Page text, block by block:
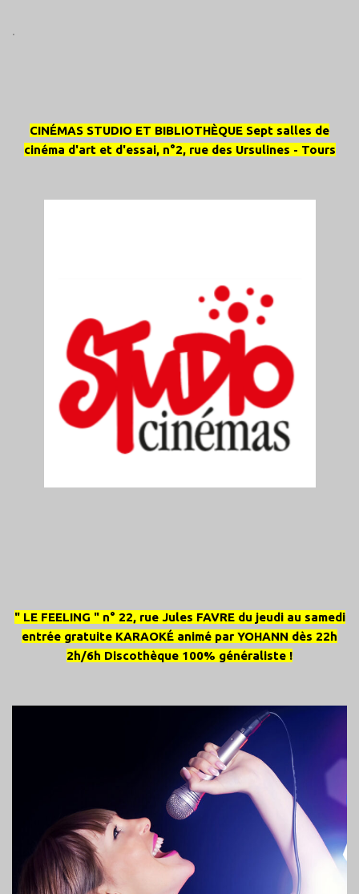
.
CINÉMAS STUDIO ET BIBLIOTHÈQUE Sept salles de
cinéma d'art et d'essai, n°2, rue des Ursulines - Tours
" LE FEELING " n° 22, rue Jules FAVRE du jeudi au samedi
entrée gratuite KARAOKÉ animé par YOHANN dès 22h
2h/6h Discothèque 100% généraliste !